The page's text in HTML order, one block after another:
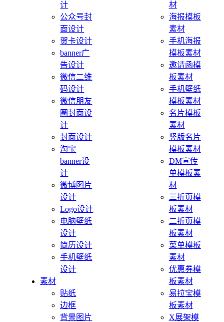
计
公众号封
面设计
贺卡设计
banner广
告设计
微信二维
码设计
微信朋友
圈封面设
计
封面设计
淘宝
banner设
计
微博图片
设计
Logo设计
电脑壁纸
设计
简历设计
手机壁纸
设计
素材
贴纸
边框
背景图片
材
海报模板
素材
手机海报
模板素材
邀请函模
板素材
手机壁纸
模板素材
名片模板
素材
竖版名片
模板素材
DM宣传
单模板素
材
三折页模
板素材
二折页模
板素材
菜单模板
素材
优惠券模
板素材
易拉宝模
板素材
X展架模